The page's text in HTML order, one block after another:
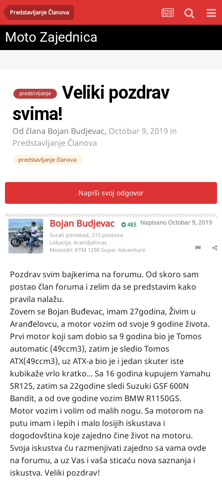
Predstavljanje Članova
Moto Zajednica
predstvljanje
Veliki pozdrav
svima!
Od člana Bojan Budjevac, Octobar 9, 2019 in
Predstavljanje Članova
predstavljanje članova
Napiši svoj odgovor
Bojan Budjevac 483 NapisanoOctobar 9, 2019
Svrati ponekad, 215 postova
Lokacija: Arandjelovac
Motocikl: KTM 1290 Super Adventure
Pozdrav svim bajkerima na forumu. Od skoro sam
postao član foruma i zelim da se predstavim kako
pravila nalažu.
Zovem se Bojan Buđevac, imam 27godina, Živim u
Aranđelovcu, a motor vozim od svoje 9 godine života.
Prvi motor koji sam dobio sa 9 godina bio je Tomos
automatic (49ccm3), zatim je sledio Tomos
ATX(49ccm3), uz ATX-a bio je i jedan skuter iste
kubikaže vrlo kratko... Sa 16 godina kupujem Yamahu
SR125, zatim sa 22godine sledi Suzuki GSF 600N
Bandit, a od ove godine vozim BMW R1150GS.
Motor vozim i volim od malih nogu. Sa motorom na
putu imam i lepih i malo losijih iskustava i
dogodovština koje zajedno čine život na motoru.
Svoja iskustva ću razmenjivati zajedno sa vama ovde
na forumu, a uz Vas i vaša sticaću nova saznanja i
iskustva. Veliki pozdrav!